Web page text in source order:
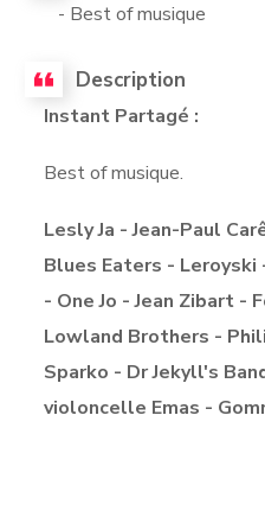
- Best of musique
Description
Instant Partagé :
Best of musique.
Lesly Ja - Jean-Paul
Blues Eaters - Leroyski
- One Jo - Jean Zibart -
Lowland Brothers -
Sparko - Dr Jekyll's
violoncelle Emas -